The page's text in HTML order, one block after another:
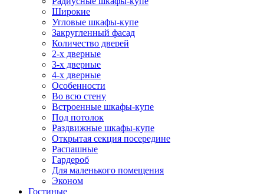
Широкие
Угловые шкафы-купе
Закругленный фасад
Количество дверей
2-х дверные
3-х дверные
4-х дверные
Особенности
Во всю стену
Встроенные шкафы-купе
Под потолок
Раздвижные шкафы-купе
Открытая секция посередине
Распашные
Гардероб
Для маленького помещения
Эконом
Гостиные